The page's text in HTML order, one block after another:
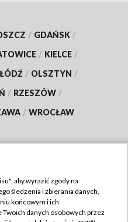
/ GDAŃSK /
/ KIELCE /
ŁÓDŹ / OLSZTYN /
/ RZESZÓW /
/ WROCŁAW
TVP
aby wyrazić zgody na
śledzenia i zbierania danych,
końcowym i ich
danych osobowych przez